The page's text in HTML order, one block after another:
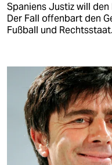
Spaniens Justiz will
Der Fall offenbart den
Fußball und Rechtsstaat.